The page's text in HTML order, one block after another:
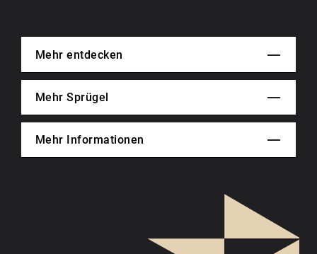
Mehr entdecken
Mehr Sprügel
Mehr Informationen